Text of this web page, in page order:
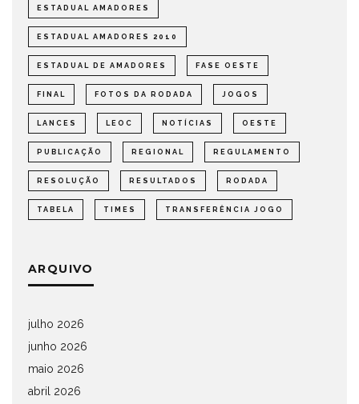
ESTADUAL AMADORES
ESTADUAL AMADORES 2010
ESTADUAL DE AMADORES FASE OESTE
FINAL FOTOS DA RODADA JOGOS
LANCES LEOC NOTÍCIAS OESTE
PUBLICAÇÃO REGIONAL REGULAMENTO
RESOLUÇÃO RESULTADOS RODADA
TABELA TIMES TRANSFERÊNCIA JOGO
ARQUIVO
julho 2026
junho 2026
maio 2026
abril 2026